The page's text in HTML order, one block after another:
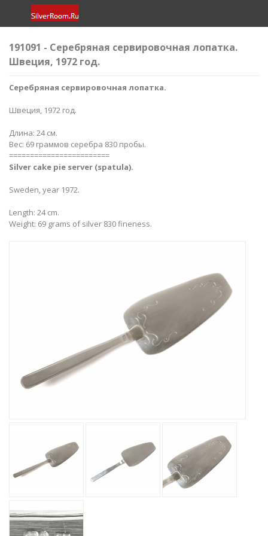
191091 - Серебряная сервировочная лопатка.
Швеция, 1972 год.
Серебряная сервировочная лопатка.
Швеция, 1972 год.
Длина: 24 см.
Вес: 69 граммов серебра 830 пробы.
========================
Silver cake pie server (spatula).
Sweden, year 1972.
Length: 24 cm.
Weight: 69 grams of silver 830 fineness.